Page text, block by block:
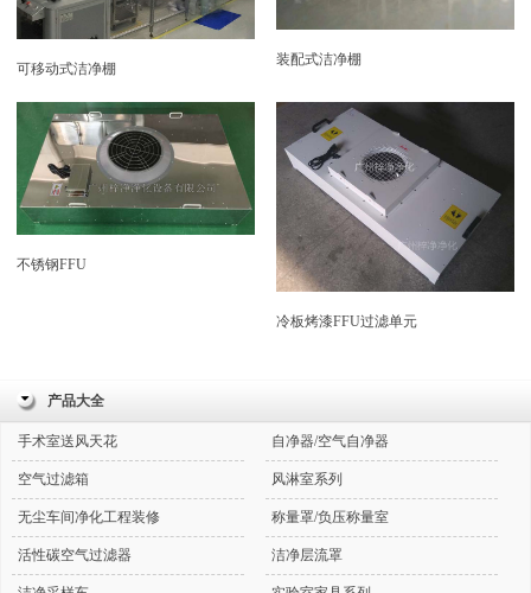
可移动式洁净棚
装配式洁净棚
不锈钢FFU
冷板烤漆FFU过滤单元
产品大全
手术室送风天花 自净器/空气自净器
空气过滤箱 风淋室系列
无尘车间净化工程装修 称量罩/负压称量室
活性碳空气过滤器 洁净层流罩